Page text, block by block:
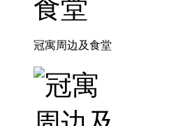
冠寓周边及食堂